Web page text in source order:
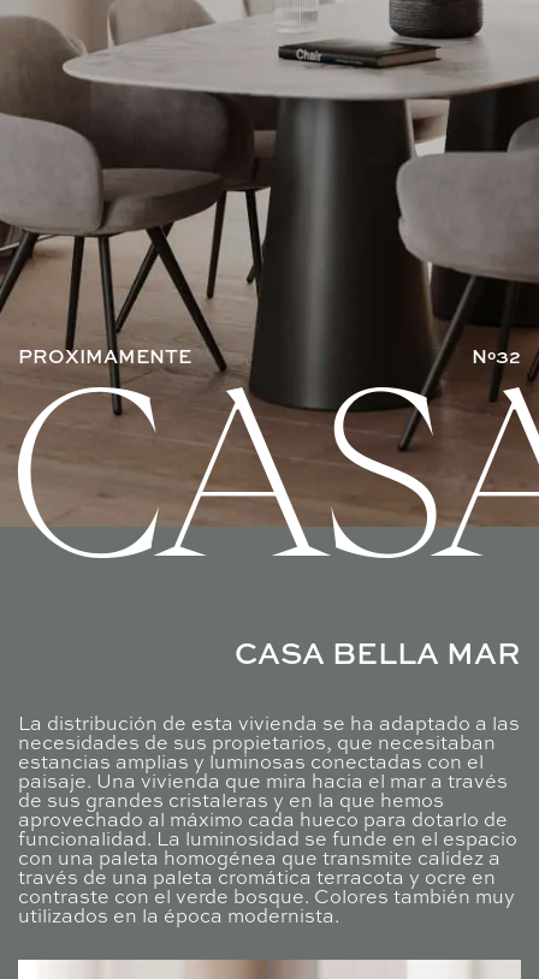
PRÓXIMAMENTE Nº32
CASA BELLA MAR
La distribución de esta vivienda se ha adaptado a las
necesidades de sus propietarios, que necesitaban
estancias amplias y luminosas conectadas con el
paisaje. Una vivienda que mira hacia el mar a través
de sus grandes cristaleras y en la que hemos
aprovechado al máximo cada hueco para dotarlo de
funcionalidad. La luminosidad se funde en el espacio
con una paleta homogénea que transmite calidez a
través de una paleta cromática terracota y ocre en
contraste con el verde bosque. Colores también muy
utilizados en la época modernista.